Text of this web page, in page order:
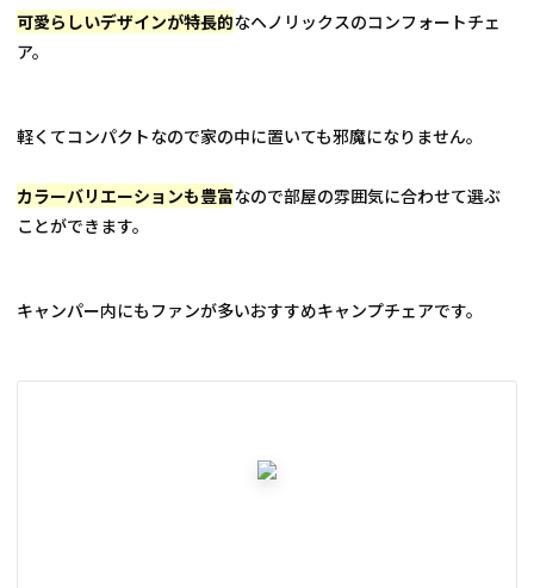
可愛らしいデザインが特長的なヘノリックスのコンフォートチェ
ア。
軽くてコンパクトなので家の中に置いても邪魔になりません。
カラーバリエーションも豊富なので部屋の雰囲気に合わせて選ぶ
ことができます。
キャンパー内にもファンが多いおすすめキャンプチェアです。